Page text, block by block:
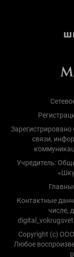
связи,
Учредитель:
Контактные
числе,
Copyright (с)
Любое